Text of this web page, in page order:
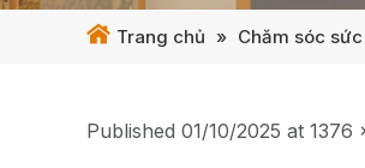
Trang chủ » Chăm sóc
Published 01/10/2025 at 1376